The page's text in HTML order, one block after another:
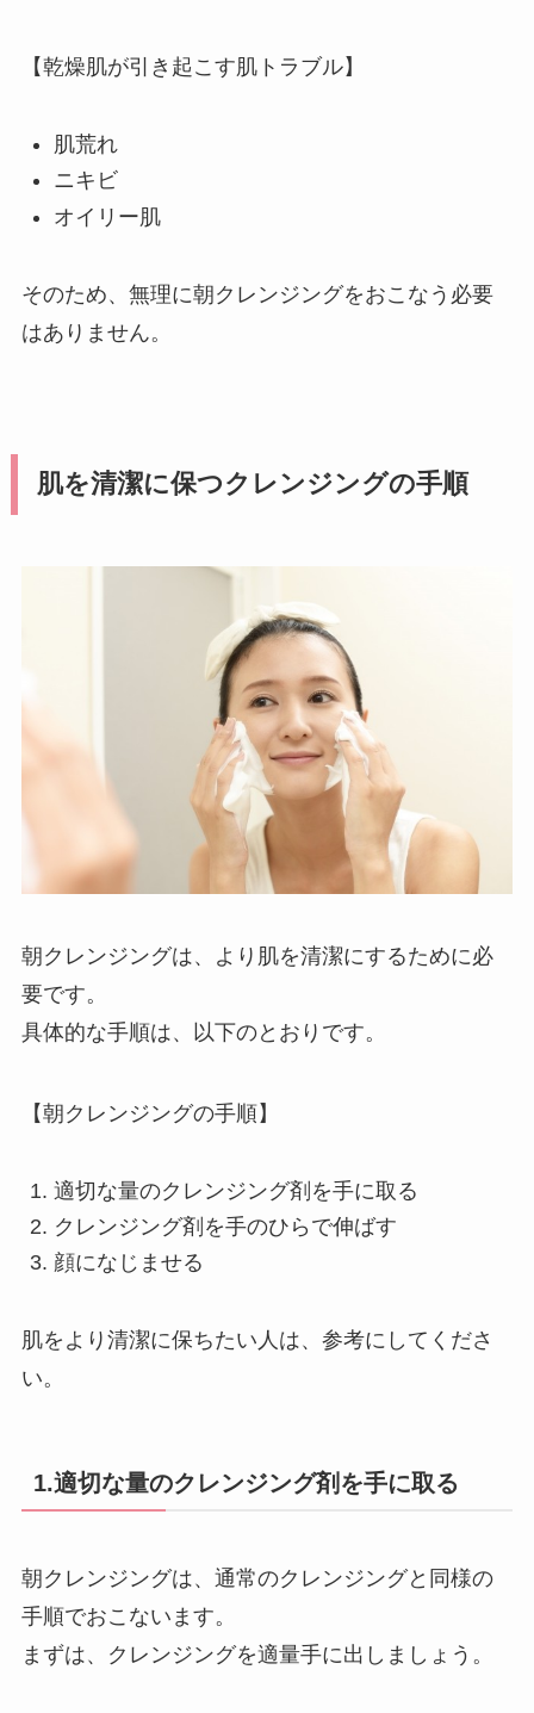
【乾燥肌が引き起こす肌トラブル】
肌荒れ
ニキビ
オイリー肌
そのため、無理に朝クレンジングをおこなう必要
はありません。
肌を清潔に保つクレンジングの手順
朝クレンジングは、より肌を清潔にするために必
要です。
具体的な手順は、以下のとおりです。
【朝クレンジングの手順】
適切な量のクレンジング剤を手に取る
クレンジング剤を手のひらで伸ばす
顔になじませる
肌をより清潔に保ちたい人は、参考にしてくださ
い。
1.適切な量のクレンジング剤を手に取る
朝クレンジングは、通常のクレンジングと同様の
手順でおこないます。
まずは、クレンジングを適量手に出しましょう。